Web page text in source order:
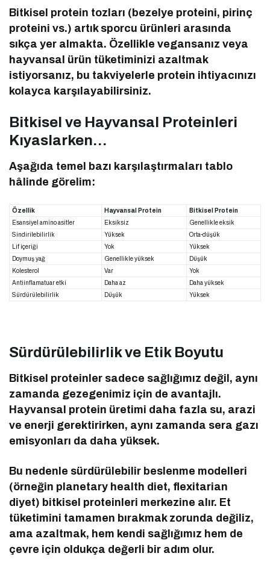
Bitkisel protein tozları (bezelye proteini, pirinç
proteini vs.) artık sporcu ürünleri arasında
sıkça yer almakta. Özellikle vegansanız veya
hayvansal ürün tüketiminizi azaltmak
istiyorsanız, bu takviyelerle protein ihtiyacınızı
kolayca karşılayabilirsiniz.
Bitkisel ve Hayvansal Proteinleri
Kıyaslarken…
Aşağıda temel bazı karşılaştırmaları tablo
hâlinde görelim:
Özellik Hayvansal Protein
Bitkisel Protein
Esansiyel amino asitler
Eksiksiz
Genellikle eksik
Sindirilebilirlik
Yüksek
Orta-düşük
Lif içeriği
Yok
Yüksek
Doymuş yağ
Genellikle yüksek
Düşük
Kolesterol
Var
Yok
Antiinflamatuar etki
Daha az
Daha yüksek
Sürdürülebilirlik
Düşük Yüksek
Sürdürülebilirlik ve Etik Boyutu
Bitkisel proteinler sadece sağlığımız değil, aynı
zamanda gezegenimiz için de avantajlı.
Hayvansal protein üretimi daha fazla su, arazi
ve enerji gerektirirken, aynı zamanda sera gazı
emisyonları da daha yüksek.
Bu nedenle sürdürülebilir beslenme modelleri
(örneğin planetary health diet, flexitarian
diyet) bitkisel proteinleri merkezine alır. Et
tüketimini tamamen bırakmak zorunda değiliz,
ama azaltmak, hem kendi sağlığımız hem de
çevre için oldukça değerli bir adım olur.